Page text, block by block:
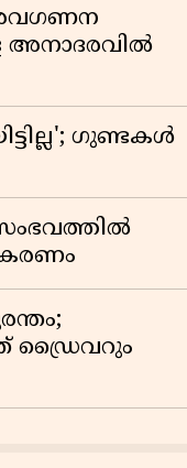
അവഗണന
അനാദരവിൽ
ഗുണ്ടകൾ
ഡ്രൈവറും